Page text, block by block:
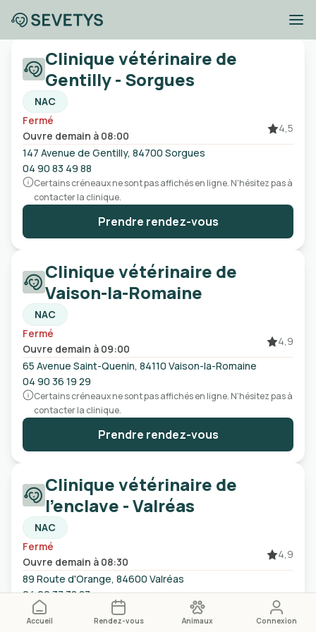
Accueil Rendez-vous Animaux Connexion
Cliniques vétérinaires
à proximité d’Avignon
Ville, code postal, etc
Ouvert Urgences
Clinique vétérinaire de
Gentilly - Sorgues
NAC
Fermé
Ouvre demain à 08:00
4,5
147 Avenue de Gentilly, 84700 Sorgues
04 90 83 49 88
Certains créneaux ne sont pas affichés en ligne. N'hésitez pas à
contacter la clinique.
Prendre rendez-vous
Clinique vétérinaire de
Vaison-la-Romaine
NAC
Fermé
Ouvre demain à 09:00
4,9
65 Avenue Saint-Quenin, 84110 Vaison-la-Romaine
04 90 36 19 29
Certains créneaux ne sont pas affichés en ligne. N'hésitez pas à
contacter la clinique.
Prendre rendez-vous
Clinique vétérinaire de
l'enclave - Valréas
NAC
Fermé
Ouvre demain à 08:30
4,9
89 Route d'Orange, 84600 Valréas
04 90 37 38 87
Prendre rendez-vous